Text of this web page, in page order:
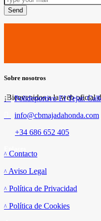
Send
Sobre nosotros
¡Bienvenidos a la web oficial
Polideportivo El Tejar.
info@cbmajadahonda.com
+34 686 652 405
Contacto
Aviso Legal
Política de Privacidad
Política de Cookies